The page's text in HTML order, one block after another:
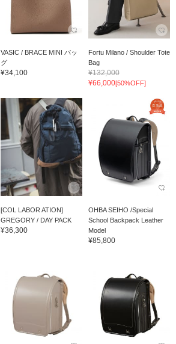
VASIC / BRACE MINI バッ
グ
¥34,100
Fortu Milano / Shoulder Tote
Bag
¥132,000
¥66,000[50%OFF]
[COL LABOR ATION]
GREGORY / DAY PACK
¥36,300
OHBA SEIHO /Special
School Backpack Leather
Model
¥85,800